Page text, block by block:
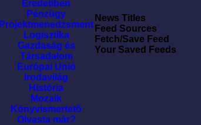
Eredetiben
Pénzügy
Projektmenedzsment
Logisztika
Gazdaság és
Társadalom
Európai Unió
Irodavilág
História
Mozaik
Könyvismertetõ
Olvasta már?
News Titles
Feed Sources
Fetch/Save Feed
Your Saved Feeds